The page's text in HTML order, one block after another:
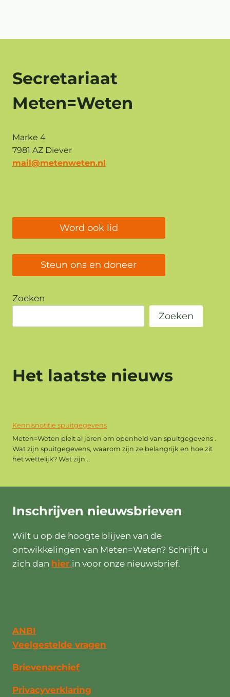
Secretariaat
Meten=Weten
Marke 4
7981 AZ Diever
mail@metenweten.nl
Word ook lid
Steun ons en doneer
Zoeken
Zoeken
Het laatste nieuws
Kennisnotitie spuitgegevens
Meten=Weten pleit al jaren om openheid van spuitgegevens .
Wat zijn spuitgegevens, waarom zijn ze belangrijk en hoe zit
het wettelijk? Wat zijn...
Inschrijven nieuwsbrieven
Wilt u op de hoogte blijven van de
ontwikkelingen van Meten=Weten? Schrijft u
zich dan hier in voor onze nieuwsbrief.
ANBI
Veelgestelde vragen
Brievenarchief
Privacyverklaring